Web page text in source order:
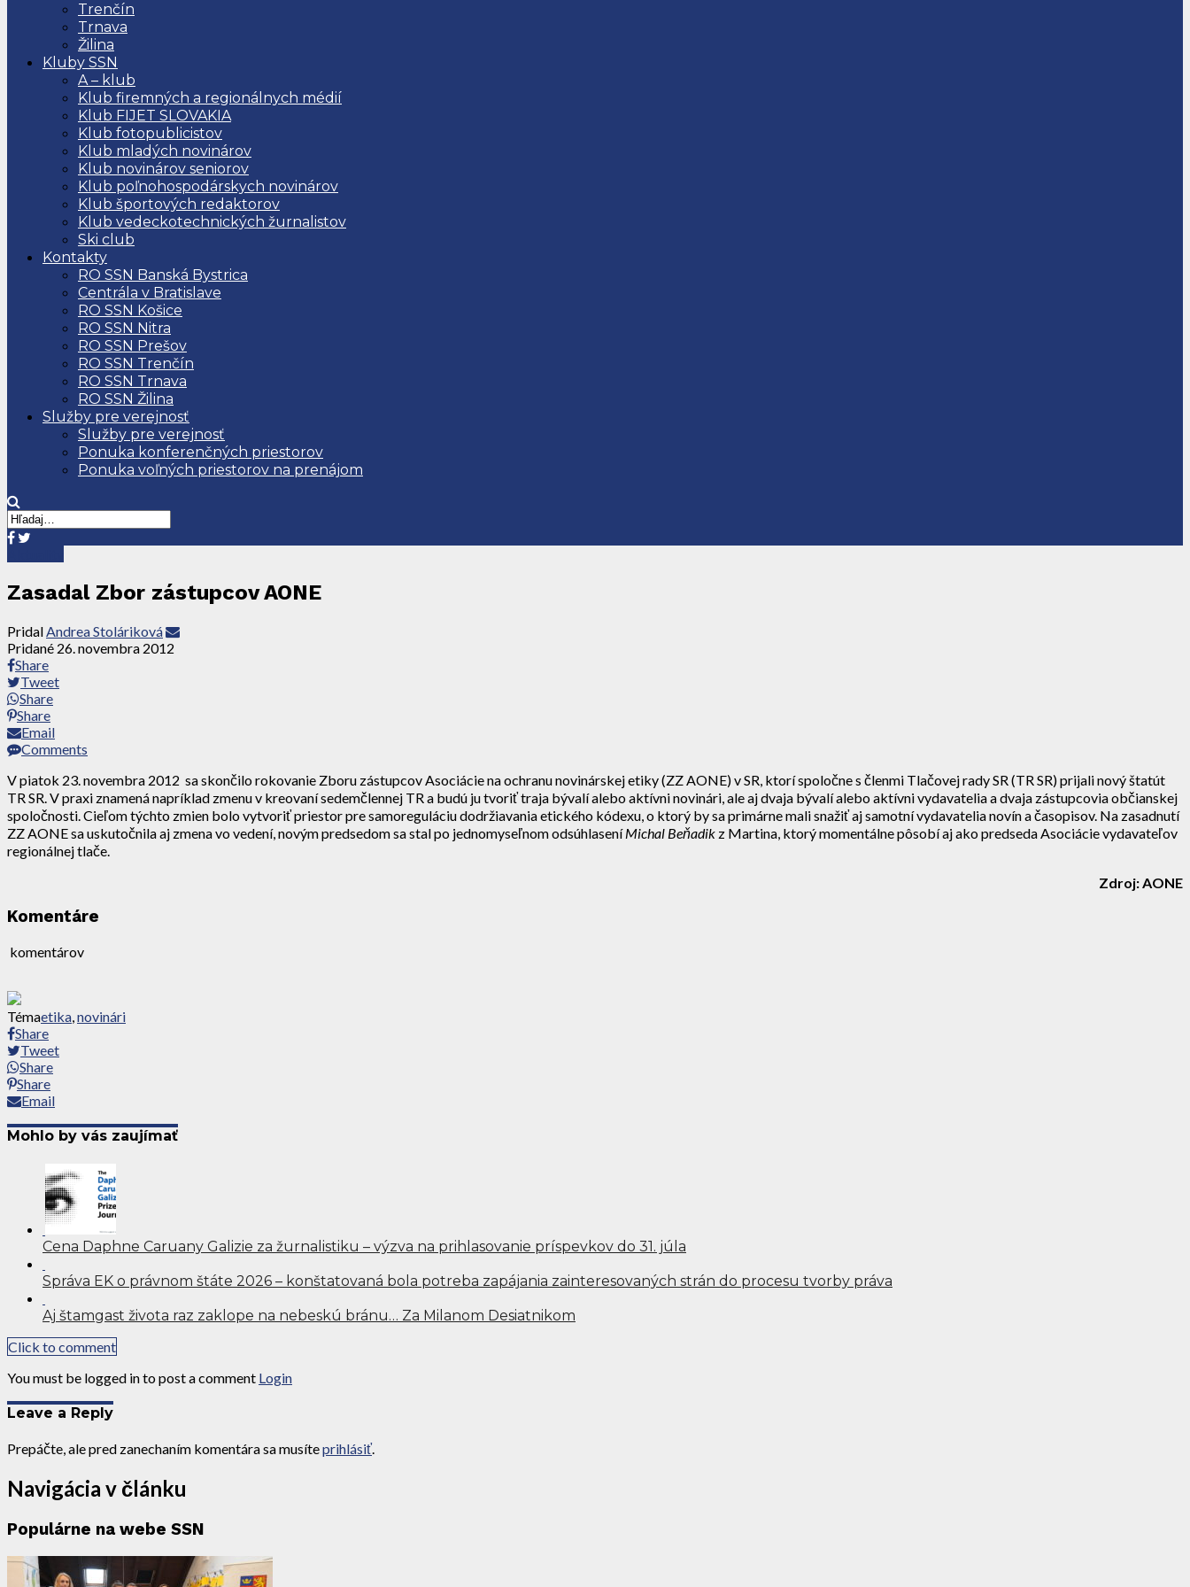
Trenčín
Trnava
Žilina
Kluby SSN
A – klub
Klub firemných a regionálnych médií
Klub FIJET SLOVAKIA
Klub fotopublicistov
Klub mladých novinárov
Klub novinárov seniorov
Klub poľnohospodárskych novinárov
Klub športových redaktorov
Klub vedeckotechnických žurnalistov
Ski club
Kontakty
RO SSN Banská Bystrica
Centrála v Bratislave
RO SSN Košice
RO SSN Nitra
RO SSN Prešov
RO SSN Trenčín
RO SSN Trnava
RO SSN Žilina
Služby pre verejnosť
Služby pre verejnosť
Ponuka konferenčných priestorov
Ponuka voľných priestorov na prenájom
Zasadal Zbor zástupcov AONE
Pridal Andrea Stoláriková
Pridané 26. novembra 2012
Share
Tweet
Share
Share
Email
Comments
V piatok 23. novembra 2012 sa skončilo rokovanie Zboru zástupcov Asociácie na ochranu novinárskej etiky (ZZ AONE) v SR, ktorí spoločne s členmi Tlačovej rady SR (TR SR) prijali nový štatút
TR SR. V praxi znamená napríklad zmenu v kreovaní sedemčlennej TR a budú ju tvoriť traja bývalí alebo aktívni novinári, ale aj dvaja bývalí alebo aktívni vydavatelia a dvaja zástupcovia občianskej
spoločnosti. Cieľom týchto zmien bolo vytvoriť priestor pre samoreguláciu dodržiavania etického kódexu, o ktorý by sa primárne mali snažiť aj samotní vydavatelia novín a časopisov. Na zasadnutí
ZZ AONE sa uskutočnila aj zmena vo vedení, novým predsedom sa stal po jednomyseľnom odsúhlaseníMichal Beňadik z Martina, ktorý momentálne pôsobí aj ako predseda Asociácie vydavateľov
regionálnej tlače.
Zdroj: AONE
Komentáre
komentárov
Témaetika,novinári
Share
Tweet
Share
Share
Email
Mohlo by vás zaujímať
Cena Daphne Caruany Galizie za žurnalistiku – výzva na prihlasovanie príspevkov do 31. júla
Správa EK o právnom štáte 2026 – konštatovaná bola potreba zapájania zainteresovaných strán do procesu tvorby práva
Aj štamgast života raz zaklope na nebeskú bránu… Za Milanom Desiatnikom
Click to comment
You must be logged in to post a comment Login
Leave a Reply
Prepáčte, ale pred zanechaním komentára sa musíteprihlásiť.
Navigácia v článku
Populárne na webe SSN